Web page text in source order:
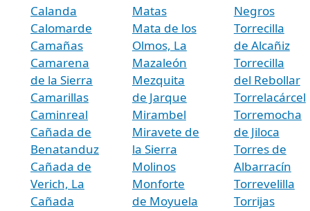
Calanda
Calomarde
Camañas
Camarena
de la Sierra
Camarillas
Caminreal
Cañada de
Benatanduz
Cañada de
Verich, La
Cañada
Matas
Mata de los
Olmos, La
Mazaleón
Mezquita
de Jarque
Mirambel
Miravete de
la Sierra
Molinos
Monforte
de Moyuela
Negros
Torrecilla
de Alcañiz
Torrecilla
del Rebollar
Torrelacárcel
Torremocha
de Jiloca
Torres de
Albarracín
Torrevelilla
Torrijas